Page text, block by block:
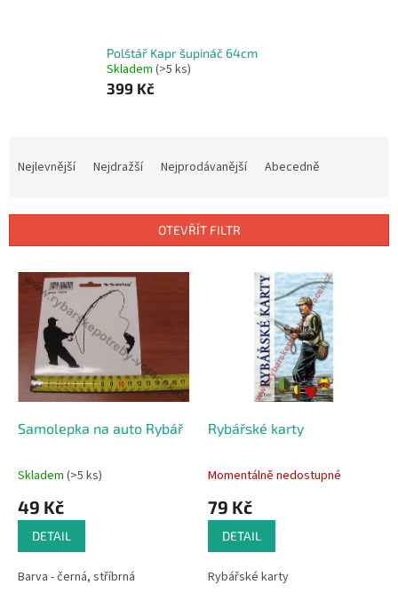
Polštář Kapr šupináč 64cm
Skladem (>5 ks)
399 Kč
í
Nejlevnější Nejdražší Nejprodávanější Abecedně
OTEVŘÍT FILTR
V
Samolepka na auto Rybář
Skladem (>5 ks)
49 Kč
DETAIL
Barva - černá, stříbrná
Rybářské karty
Momentálně nedostupné
79 Kč
DETAIL
Rybářské karty